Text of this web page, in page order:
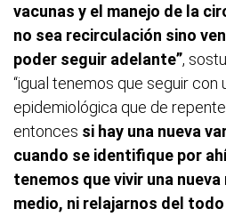
vacunas y el manejo de la
no sea recirculación sino
poder seguir adelante”,
“igual tenemos que seguir con
epidemiológica que de
entonces si hay una nueva
cuando se identifique por
tenemos que vivir una
medio, ni relajarnos del todo